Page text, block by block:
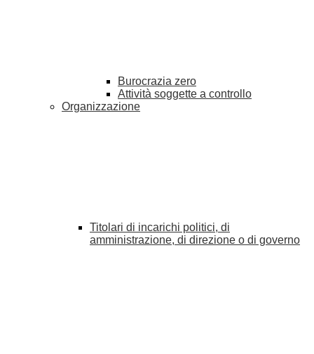
Burocrazia zero
Attività soggette a controllo
Organizzazione
Titolari di incarichi politici, di
amministrazione, di direzione o di governo